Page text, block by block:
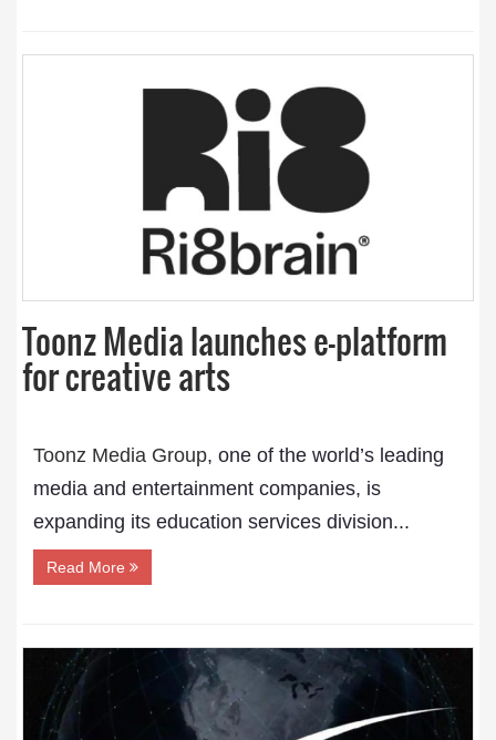
Toonz Media launches e-platform
for creative arts
Toonz Media Group, one of the world’s leading
media and entertainment companies, is
expanding its education services division...
Read More